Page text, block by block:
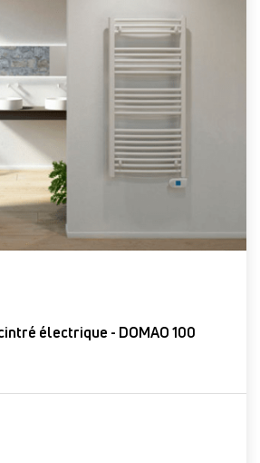
Sèche-serviettes cintré électrique - DOMAO 100